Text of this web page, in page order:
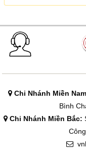
Chi Nhánh Miền
Bình
Chi Nhánh Miền Bắc: